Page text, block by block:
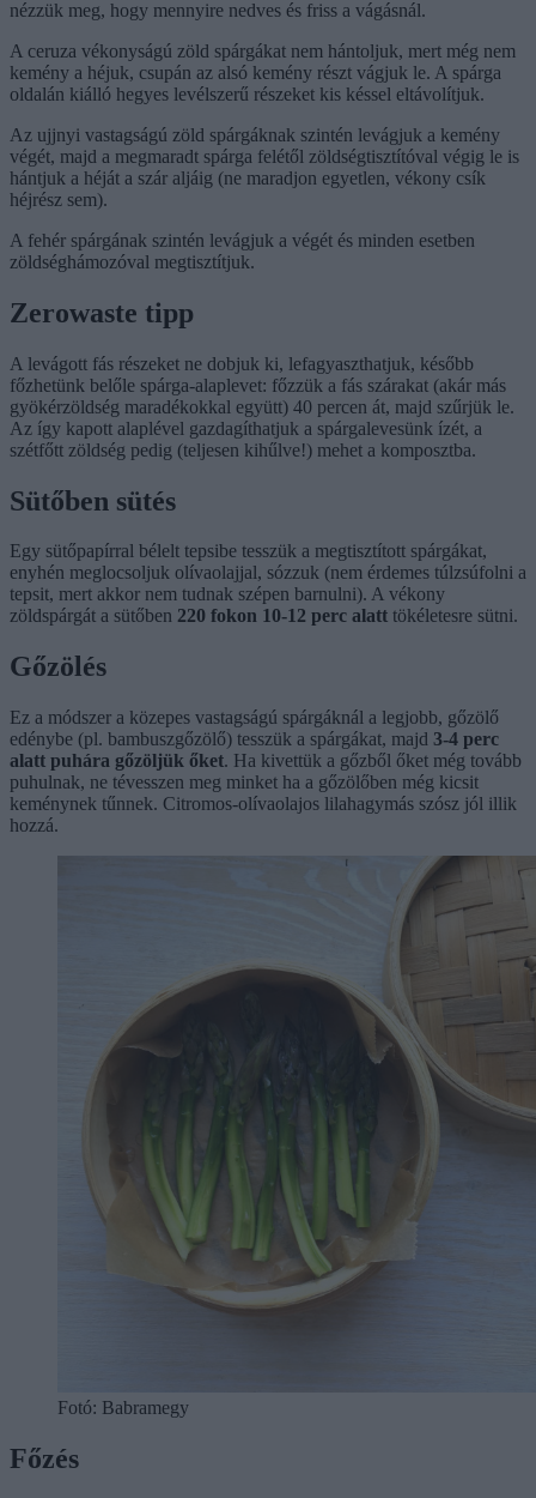
nézzük meg, hogy mennyire nedves és friss a vágásnál.
A ceruza vékonyságú zöld spárgákat nem hántoljuk, mert még nem
kemény a héjuk, csupán az alsó kemény részt vágjuk le. A spárga
oldalán kiálló hegyes levélszerű részeket kis késsel eltávolítjuk.
Az ujjnyi vastagságú zöld spárgáknak szintén levágjuk a kemény
végét, majd a megmaradt spárga felétől zöldségtisztítóval végig le is
hántjuk a héját a szár aljáig (ne maradjon egyetlen, vékony csík
héjrész sem).
A fehér spárgának szintén levágjuk a végét és minden esetben
zöldséghámozóval megtisztítjuk.
Zerowaste tipp
A levágott fás részeket ne dobjuk ki, lefagyaszthatjuk, később
főzhetünk belőle spárga-alaplevet: főzzük a fás szárakat (akár más
gyökérzöldség maradékokkal együtt) 40 percen át, majd szűrjük le.
Az így kapott alaplével gazdagíthatjuk a spárgalevesünk ízét, a
szétfőtt zöldség pedig (teljesen kihűlve!) mehet a komposztba.
Sütőben sütés
Egy sütőpapírral bélelt tepsibe tesszük a megtisztított spárgákat,
enyhén meglocsoljuk olívaolajjal, sózzuk (nem érdemes túlzsúfolni a
tepsit, mert akkor nem tudnak szépen barnulni). A vékony
zöldspárgát a sütőben 220 fokon 10-12 perc alatt tökéletesre sütni.
Gőzölés
Ez a módszer a közepes vastagságú spárgáknál a legjobb, gőzölő
edénybe (pl. bambuszgőzölő) tesszük a spárgákat, majd 3-4 perc
alatt puhára gőzöljük őket. Ha kivettük a gőzből őket még tovább
puhulnak, ne tévesszen meg minket ha a gőzölőben még kicsit
keménynek tűnnek. Citromos-olívaolajos lilahagymás szósz jól illik
hozzá.
Fotó: Babramegy
Főzés